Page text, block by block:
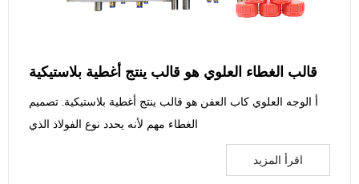
قالب الغطاء العلوي هو قالب ينتج أغطية بلاستيكية
أ الوجه العلوي كاب العفن هو قالب ينتج أغطية بلاستيكية. تصميم
الغطاء مهم لأنه يحدد نوع الفولاذ الذي
اقرأ المزيد